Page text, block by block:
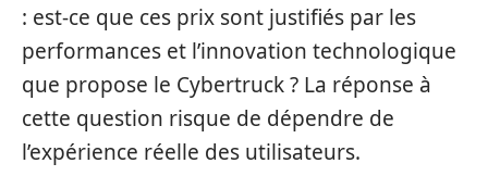
: est-ce que ces prix sont justifiés par les
performances et l’innovation technologique
que propose le Cybertruck ? La réponse à
cette question risque de dépendre de
l’expérience réelle des utilisateurs.